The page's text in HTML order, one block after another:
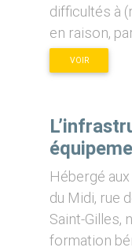
difficultés à
en raison,
VOIR
Hébergé
du Midi, rue
Saint-Gilles,
formation